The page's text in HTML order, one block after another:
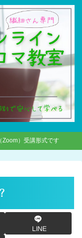
Zoom）受講形式です
LINE